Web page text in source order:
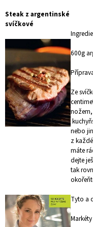
Steak z argentinské
svíčkové
600g
Ze
nebo
z
máte
dejte
tak
Tyto a